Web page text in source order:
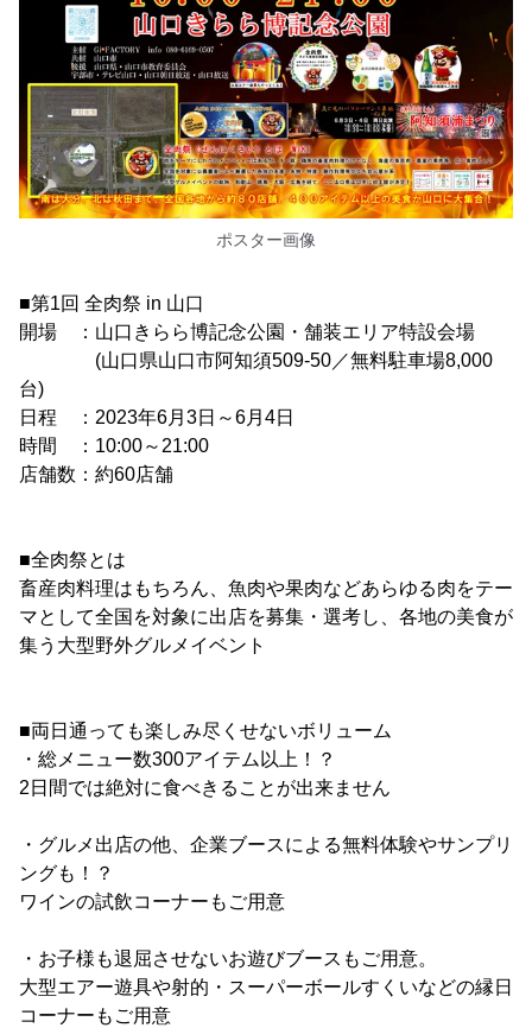
ポスター画像
■第1回 全肉祭 in 山口
開場 ：山口きらら博記念公園・舗装エリア特設会場
(山口県山口市阿知須509-50／無料駐車場8,000
台)
日程 ：2023年6月3日～6月4日
時間 ：10:00～21:00
店舗数：約60店舗
■全肉祭とは
畜産肉料理はもちろん、魚肉や果肉などあらゆる肉をテー
マとして全国を対象に出店を募集・選考し、各地の美食が
集う大型野外グルメイベント
■両日通っても楽しみ尽くせないボリューム
・総メニュー数300アイテム以上！？
2日間では絶対に食べきることが出来ません
・グルメ出店の他、企業ブースによる無料体験やサンプリ
ングも！？
ワインの試飲コーナーもご用意
・お子様も退屈させないお遊びブースもご用意。
大型エアー遊具や射的・スーパーボールすくいなどの縁日
コーナーもご用意